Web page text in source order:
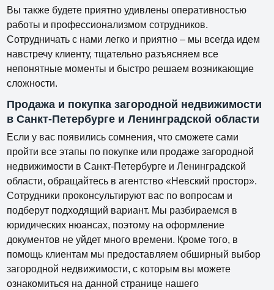
Вы также будете приятно удивлены оперативностью
работы и профессионализмом сотрудников.
Сотрудничать с нами легко и приятно – мы всегда идем
навстречу клиенту, тщательно разъясняем все
непонятные моменты и быстро решаем возникающие
сложности.
Продажа и покупка загородной недвижимости
в Санкт-Петербурге и Ленинградской области
Если у вас появились сомнения, что сможете сами
пройти все этапы по покупке или продаже загородной
недвижимости в Санкт-Петербурге и Ленинградской
области, обращайтесь в агентство «Невский простор».
Сотрудники проконсультируют вас по вопросам и
подберут подходящий вариант. Мы разбираемся в
юридических нюансах, поэтому на оформление
документов не уйдет много времени. Кроме того, в
помощь клиентам мы предоставляем обширный выбор
загородной недвижимости, с которым вы можете
ознакомиться на данной странице нашего